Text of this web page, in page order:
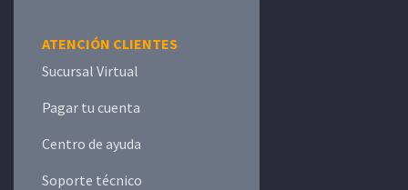
ATENCIÓN CLIENTES
Sucursal Virtual
Pagar tu cuenta
Centro de ayuda
Soporte técnico